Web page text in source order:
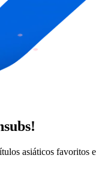
asiáticos favoritos e